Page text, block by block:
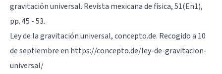
gravitación universal. Revista mexicana de física, 51(En1),
pp. 45 - 53.
Ley de la gravitación universal, concepto.de. Recogido a 10
de septiembre en https://concepto.de/ley-de-gravitacion-
universal/